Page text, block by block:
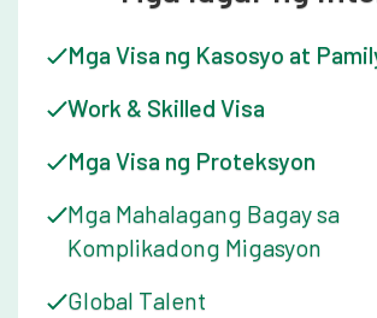
Mga Visa ng Kasosyo at
Work & Skilled Visa
Mga Visa ng Proteksyon
Mga Mahalagang Bagay sa
Komplikadong Migasyon
Global Talent